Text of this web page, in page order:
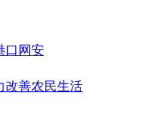
口网安
改善农民生活